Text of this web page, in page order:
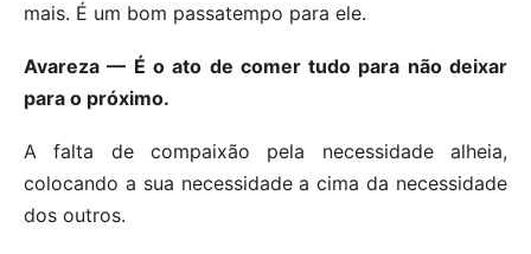
mais. É um bom passatempo para ele.
Avareza — É o ato de comer tudo para não deixar
para o próximo.
A falta de compaixão pela necessidade alheia,
colocando a sua necessidade a cima da necessidade
dos outros.